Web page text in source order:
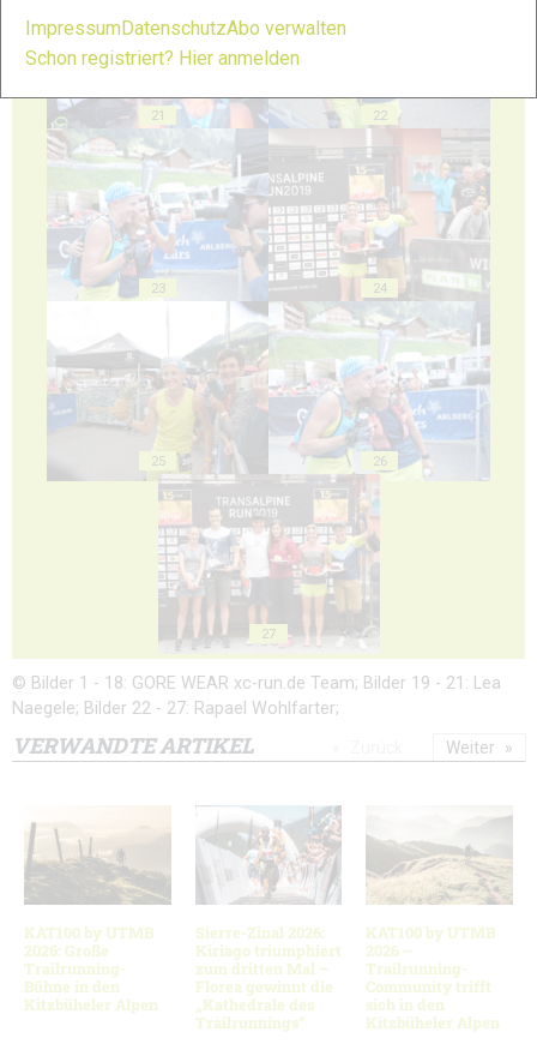
21 22
23 24
25 26
27
© Bilder 1 - 18: GORE WEAR xc-run.de Team; Bilder 19 - 21: Lea
Naegele; Bilder 22 - 27: Rapael Wohlfarter;
VERWANDTE ARTIKEL
KAT100 by UTMB
2026: Große
Trailrunning-
Bühne in den
Kitzbüheler Alpen
Sierre-Zinal 2026:
Kiriago triumphiert
zum dritten Mal –
Florea gewinnt die
„Kathedrale des
Trailrunnings“
KAT100 by UTMB
2026 –
Trailrunning-
Community trifft
sich in den
Kitzbüheler Alpen
Weiter
Impressum DatenschutzAbo verwalten
Schon registriert? Hier anmelden